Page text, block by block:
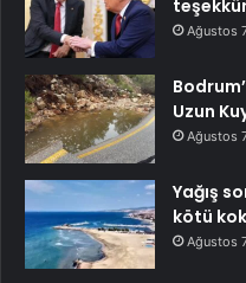
Ağustos
Uzun
Ağustos
Yağış
kötü
Ağustos